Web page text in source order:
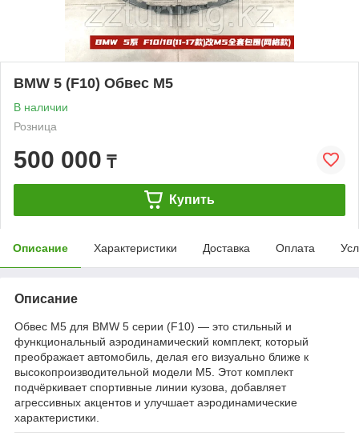
BMW 5 (F10) Обвес М5
В наличии
Розница
500 000 ₸
Купить
Описание Характеристики Доставка Оплата
Описание
Обвес M5 для BMW 5 серии (F10) — это стильный и
функциональный аэродинамический комплект, который
преображает автомобиль, делая его визуально ближе к
высокопроизводительной модели M5. Этот комплект
подчёркивает спортивные линии кузова, добавляет
агрессивных акцентов и улучшает аэродинамические
характеристики.